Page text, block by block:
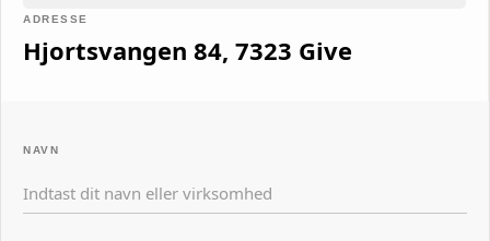
ADRESSE
Hjortsvangen 84, 7323 Give
NAVN